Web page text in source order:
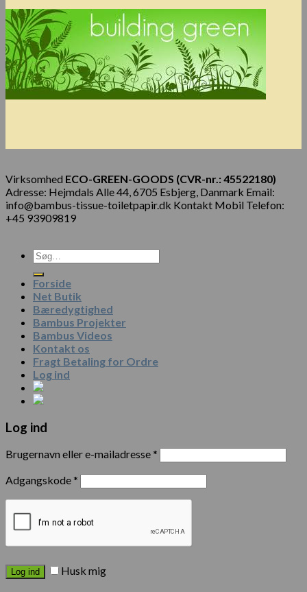
Virksomhed ECO-GREEN-GOODS (CVR-nr.: 45522180)
Adresse: Hejmdals Alle 44, 6705 Esbjerg, Danmark Email:
info@bambus-tissue-toiletpapir.dk Kontakt Mobil Telefon:
+45 93909819
Forside
Net Butik
Bæredygtighed
Bambus Projekter
Bambus Videos
Kontakt os
Fragt Betaling for Ordre
Log ind
Log ind
Brugernavn eller e-mailadresse*
Adgangskode*
Log ind
Husk mig